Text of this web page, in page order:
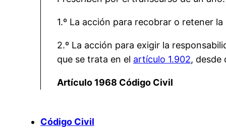
1.º La acción para recobrar o retener la
2.º La acción para exigir la
que se trata en el artículo 1.902, desde
Artículo 1968 Código Civil
Código Civil